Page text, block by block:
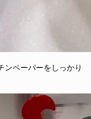
ンペーパーをしっかり